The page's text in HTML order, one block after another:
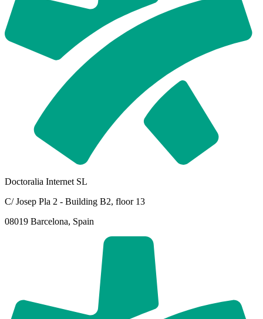
Doctoralia Internet SL
C/ Josep Pla 2 - Building B2, floor 13
08019 Barcelona, Spain